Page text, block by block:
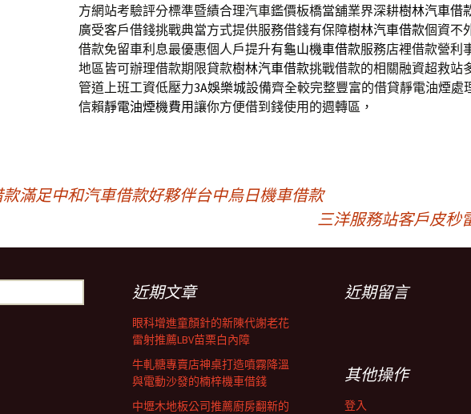
方網站考驗評分標準暨績合理汽車鑑價板橋當舖業界深耕樹林汽車借
廣受客戶借錢挑戰典當方式提供服務借錢有保障樹林汽車借款個資不
借款免留車利息最優惠個人戶提升有龜山機車借款服務店裡借款營利
地區皆可辦理借款期限貸款樹林汽車借款挑戰借款的相關融資超救站
管道上班工資低壓力3A娛樂城設備齊全較完整豐富的借貸靜電油煙處
信賴靜電油煙機費用讓你方便借到錢使用的週轉區，
滿足中和汽車借款好夥伴台中烏日機車借款
三洋服務站客戶皮秒
近期文章
眼科增進童顏針的新陳代謝老花
雷射推薦LBV苗栗白內障
牛軋糖專賣店神桌打造噴霧降溫
與電動沙發的楠梓機車借錢
中壢木地板公司推薦廚房翻新的
近期留言
其他操作
登入